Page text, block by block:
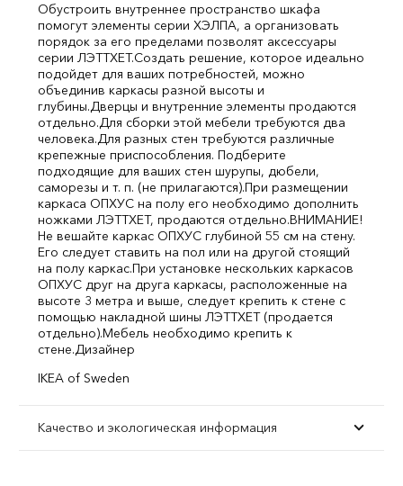
Обустроить внутреннее пространство шкафа
помогут элементы серии ХЭЛПА, а организовать
порядок за его пределами позволят аксессуары
серии ЛЭТТХЕТ.Создать решение, которое идеально
подойдет для ваших потребностей, можно
объединив каркасы разной высоты и
глубины.Дверцы и внутренние элементы продаются
отдельно.Для сборки этой мебели требуются два
человека.Для разных стен требуются различные
крепежные приспособления. Подберите
подходящие для ваших стен шурупы, дюбели,
саморезы и т. п. (не прилагаются).При размещении
каркаса ОПХУС на полу его необходимо дополнить
ножками ЛЭТТХЕТ, продаются отдельно.ВНИМАНИЕ!
Не вешайте каркас ОПХУС глубиной 55 см на стену.
Его следует ставить на пол или на другой стоящий
на полу каркас.При установке нескольких каркасов
ОПХУС друг на друга каркасы, расположенные на
высоте 3 метра и выше, следует крепить к стене с
помощью накладной шины ЛЭТТХЕТ (продается
отдельно).Мебель необходимо крепить к
стене.Дизайнер
IKEA of Sweden
Качество и экологическая информация